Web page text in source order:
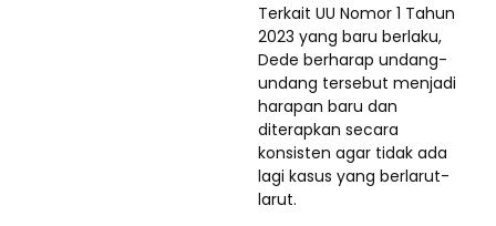
Terkait UU Nomor 1 Tahun
2023 yang baru berlaku,
Dede berharap undang-
undang tersebut menjadi
harapan baru dan
diterapkan secara
konsisten agar tidak ada
lagi kasus yang berlarut-
larut.